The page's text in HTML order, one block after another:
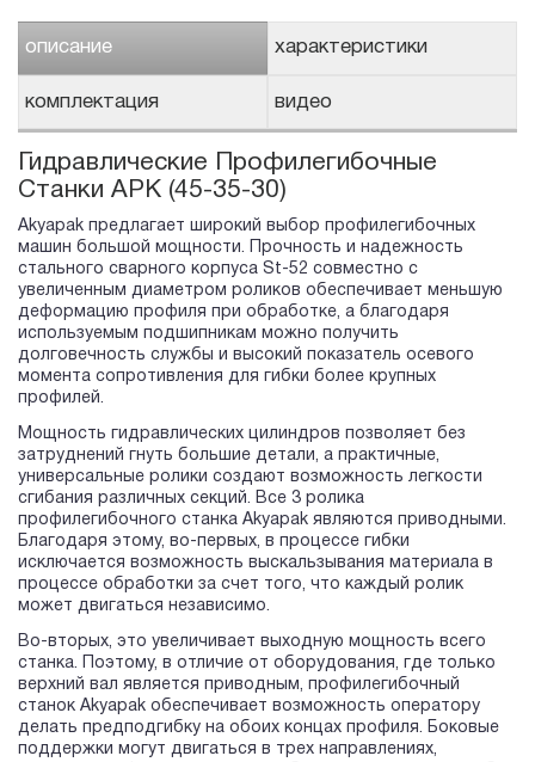
описание характеристики
комплектация видео
Гидравлические Профилегибочные
Станки APK (45-35-30)
Akyapak предлагает широкий выбор профилегибочных
машин большой мощности. Прочность и надежность
стального сварного корпуса St-52 совместно с
увеличенным диаметром роликов обеспечивает меньшую
деформацию профиля при обработке, а благодаря
используемым подшипникам можно получить
долговечность службы и высокий показатель осевого
момента сопротивления для гибки более крупных
профилей.
Мощность гидравлических цилиндров позволяет без
затруднений гнуть большие детали, а практичные,
универсальные ролики создают возможность легкости
сгибания различных секций. Все 3 ролика
профилегибочного станка Akyapak являются приводными.
Благодаря этому, во-первых, в процессе гибки
исключается возможность выскальзывания материала в
процессе обработки за счет того, что каждый ролик
может двигаться независимо.
Во-вторых, это увеличивает выходную мощность всего
станка. Поэтому, в отличие от оборудования, где только
верхний вал является приводным, профилегибочный
станок Akyapak обеспечивает возможность оператору
делать предподгибку на обоих концах профиля. Боковые
поддержки могут двигаться в трех направлениях,